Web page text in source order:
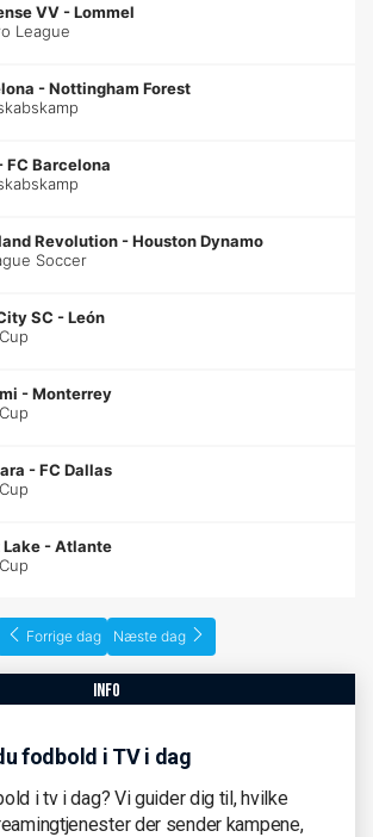
VV -Lommel
League
-Nottingham Forest
FC Barcelona
Revolution -Houston Dynamo
Soccer
SC -León
-Monterrey
-FC Dallas
Lake -Atlante
Forrige dag Næste dag
info
fodbold i TV i dag
i tv i dag? Vi guider dig til, hvilke
der sender kampene,